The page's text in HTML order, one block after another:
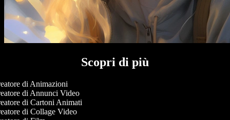
Scopri di più
di Animazioni
di Annunci Video
di Cartoni Animati
di Collage Video